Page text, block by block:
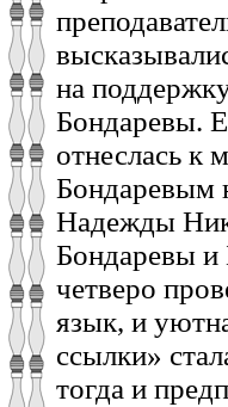
на
Бондаревы.
отнеслась к
Бондаревым
Надежды
Бондаревы и
четверо
язык, и
ссылки»
тогда и